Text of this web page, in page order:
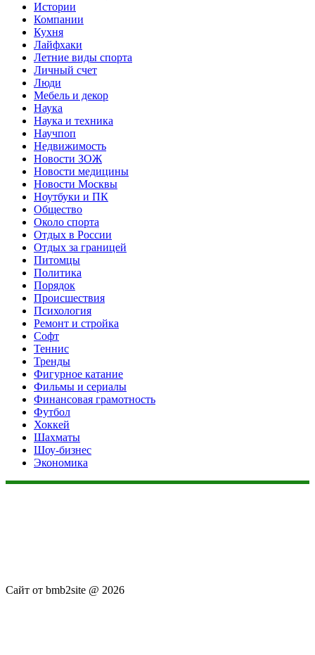
Истории
Компании
Кухня
Лайфхаки
Летние виды спорта
Личный счет
Люди
Мебель и декор
Наука
Наука и техника
Научпоп
Недвижимость
Новости ЗОЖ
Новости медицины
Новости Москвы
Ноутбуки и ПК
Общество
Около спорта
Отдых в России
Отдых за границей
Питомцы
Политика
Порядок
Происшествия
Психология
Ремонт и стройка
Софт
Теннис
Тренды
Фигурное катание
Фильмы и сериалы
Финансовая грамотность
Футбол
Хоккей
Шахматы
Шоу-бизнес
Экономика
Сайт от bmb2site @ 2026